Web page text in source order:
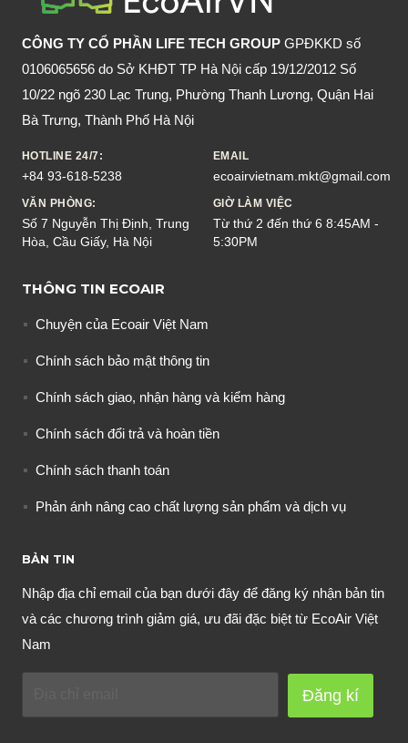
MÀ
KHÔNG
SÁT
CÔNG TY CỔ PHẦN LIFE TECH GROUP GPĐKKD số
0106065656 do Sở KHĐT TP Hà Nội cấp 19/12/2012 Số
10/22 ngõ 230 Lạc Trung, Phường Thanh Lương, Quận Hai
Bà Trưng, Thành Phố Hà Nội
HOTLINE 24/7:
+84 93-618-5238
EMAIL
ecoairvietnam.mkt@gmail.com
VĂN PHÒNG:
Số 7 Nguyễn Thị Định, Trung
Hòa, Cầu Giấy, Hà Nội
GIỜ LÀM VIỆC
Từ thứ 2 đến thứ 6 8:45AM -
5:30PM
THÔNG TIN ECOAIR
Chuyện của Ecoair Việt Nam
Chính sách bảo mật thông tin
Chính sách giao, nhận hàng và kiểm hàng
Chính sách đổi trả và hoàn tiền
Chính sách thanh toán
Phản ánh nâng cao chất lượng sản phẩm và dịch vụ
BẢN TIN
Nhập địa chỉ email của bạn dưới đây để đăng ký nhận bản tin
và các chương trình giảm giá, ưu đãi đặc biệt từ EcoAir Việt
Nam
Đăng kí